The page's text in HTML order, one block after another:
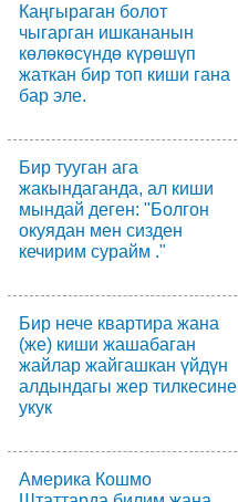
Каңгыраган болот
чыгарган ишкананын
көлөкөсүндө күрөшүп
жаткан бир топ киши гана
бар эле.
Бир тууган ага
жакындаганда, ал киши
мындай деген: "Болгон
окуядан мен сизден
кечирим сурайм ."
Бир нече квартира жана
(же) киши жашабаган
жайлар жайгашкан үйдүн
алдындагы жер тилкесине
укук
Америка Кошмо